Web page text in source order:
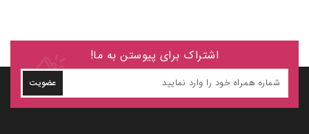
اشتراک برای پیوستن به ما!
عضویت